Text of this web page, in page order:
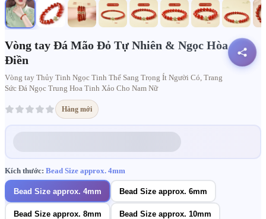
Vòng tay Đá Mão Đỏ Tự Nhiên & Ngọc Hòa
Điền
Vòng tay Thủy Tinh Ngọc Tinh Thể Sang Trọng Ít Người Có, Trang
Sức Đá Ngọc Trung Hoa Tinh Xảo Cho Nam Nữ
Hàng mới
Kích thước: Bead Size approx. 4mm
Bead Size approx. 4mm Bead Size approx. 6mm
Bead Size approx. 8mm Bead Size approx. 10mm